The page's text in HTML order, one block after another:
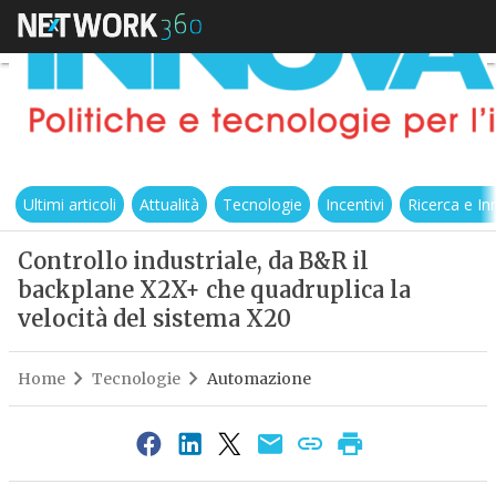
Ultimi articoli Attualità Tecnologie Incentivi Ricerca e
Controllo industriale, da B&R il
backplane X2X+ che quadruplica la
velocità del sistema X20
Home Tecnologie Automazione